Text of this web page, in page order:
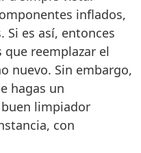
inflados,
Si es así, entonces
reemplazar el
nuevo. Sin embargo,
hagas un
limpiador
con